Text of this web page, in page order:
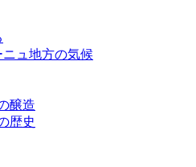
ニュ地方の気候
醸造
歴史